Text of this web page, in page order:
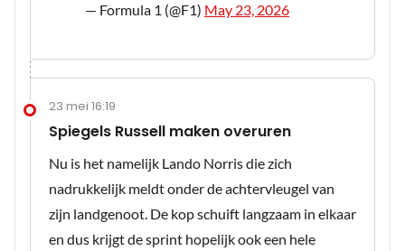
— Formula 1 (@F1) May 23, 2026
23 mei 16:19
Spiegels Russell maken overuren
Nu is het namelijk Lando Norris die zich
nadrukkelijk meldt onder de achtervleugel van
zijn landgenoot. De kop schuift langzaam in elkaar
en dus krijgt de sprint hopelijk ook een hele